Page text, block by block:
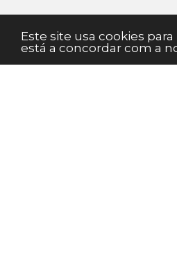
Este site usa cookies
está a concordar com a